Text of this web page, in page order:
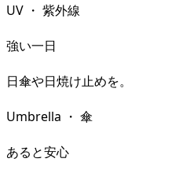
UV ・ 紫外線
強い一日
日傘や日焼け止めを。
Umbrella ・ 傘
あると安心